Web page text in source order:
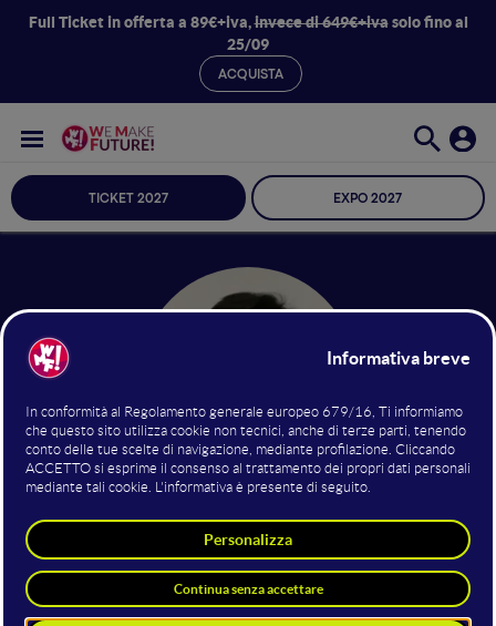
Full Ticket in offerta a 89€+iva,invece di 649€+ivasolo fino al
25/09
ACQUISTA
TICKET 2027 EXPO 2027
21 giugno 201814:50 - 15:30
Digital For PMI